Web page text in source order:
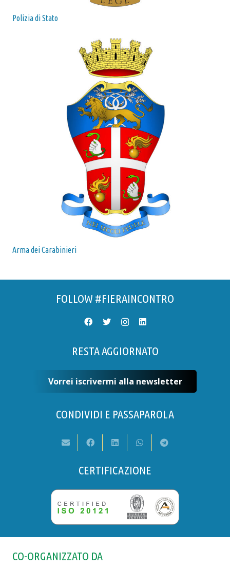
Polizia di Stato
Arma dei Carabinieri
FOLLOW #FIERAINCONTRO
RESTA AGGIORNATO
Vorrei iscrivermi alla newsletter
CONDIVIDI E PASSAPAROLA
CERTIFICAZIONE
CO-ORGANIZZATO DA